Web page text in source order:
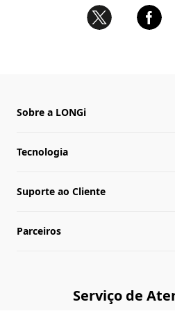
Sobre a LONGi
Sobre a LONGi
Presença Global
Lideranças
Tecnologia
Notícias da LONGi
Suporte ao Cliente
Central de download
Parceiros
Serviço de